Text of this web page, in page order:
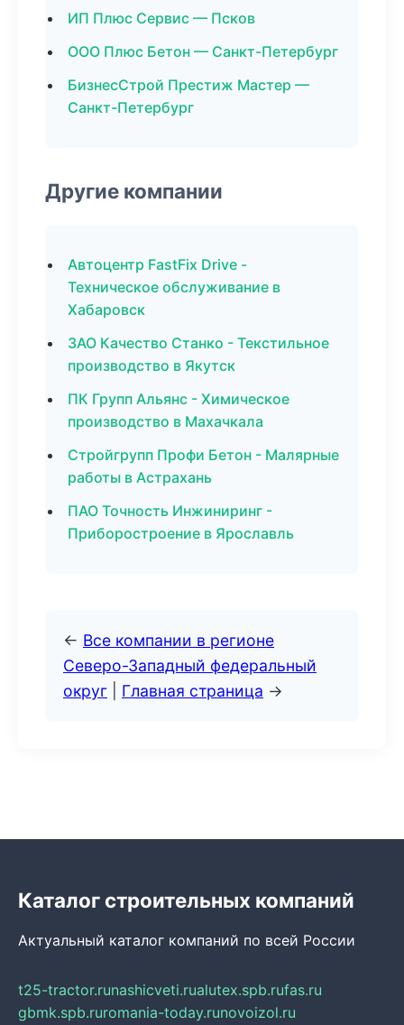
ИП Плюс Сервис — Псков
ООО Плюс Бетон — Санкт-Петербург
БизнесСтрой Престиж Мастер —
Санкт-Петербург
Другие компании
Автоцентр FastFix Drive -
Техническое обслуживание в
Хабаровск
ЗАО Качество Станко - Текстильное
производство в Якутск
ПК Групп Альянс - Химическое
производство в Махачкала
Стройгрупп Профи Бетон - Малярные
работы в Астрахань
ПАО Точность Инжиниринг -
Приборостроение в Ярославль
← Все компании в регионе
Северо-Западный федеральный
округ
Главная страница →
Каталог строительных компаний
Актуальный каталог компаний по всей России
t25-tractor.runashicveti.rualutex.spb.rufas.ru
gbmk.spb.ruromania-today.runovoizol.ru